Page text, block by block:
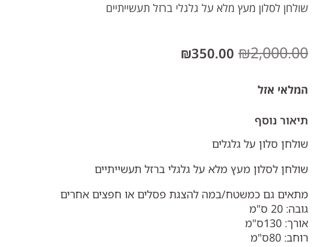
שולחן לסלון מעץ מלא על גלגלי ברזל תעשייתיים
₪2,000.00
₪350.00
המלאי אזל
תיאור נוסף
שולחן סלון על גלגלים
שולחן לסלון מעץ מלא על גלגלי ברזל תעשייתיים
מתאים גם כמשטח/במה להצגת פסלים או חפצים אחרים
גובה: 20 ס"מ
אורך: 130ס"מ
רוחב: 80ס"מ